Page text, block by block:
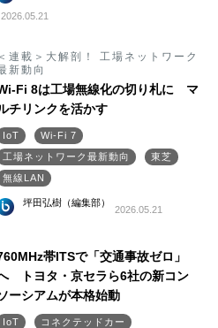
2026.05.21
＜連載＞大解剖！ 工場ネットワーク
新動向
Fi 8は工場無線化の切り札に マ
チリンクを活かす
IoT
Wi-Fi 7
工場ネットワーク最新動向
東芝
無線LAN
坪田弘樹（編集部）
2026.05.21
帯ITSで「交通事故ゼロ」
トヨタ・京セラら6社の新コン
ーシアムが本格始動
IoT
コネクテッドカー